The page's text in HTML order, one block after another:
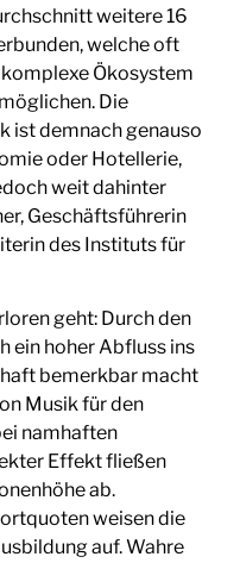
weitere 16
welche oft
Ökosystem
Die
ist demnach genauso
oder Hotellerie,
weit dahinter
Geschäftsführerin
des Instituts für
geht: Durch den
ein hoher Abfluss ins
bemerkbar macht
Musik für den
namhaften
Effekt fließen
ab.
weisen die
auf. Wahre